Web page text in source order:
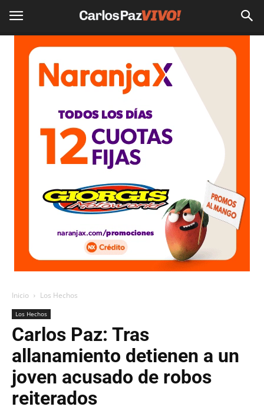
Inicio Los Hechos
Los Hechos
Carlos Paz: Tras
allanamiento detienen a un
joven acusado de robos
reiterados